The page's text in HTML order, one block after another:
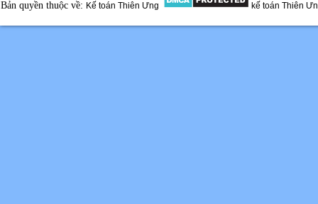
Bản quyền thuộc về: Kế toán Thiên Ưng kế toán Thiên